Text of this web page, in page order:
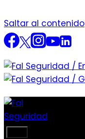
Saltar al contenido